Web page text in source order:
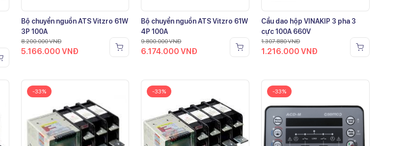
Bộ chuyển nguồn ATS Vitzro 61W
3P 100A
8.200.000VNĐ
5.166.000 VNĐ
Bộ chuyển nguồn ATS Vitzro 61W
4P 100A
9.800.000VNĐ
6.174.000VNĐ
Cầu dao hộp VINAKIP 3 pha 3
cực 100A 660V
1.307.880VNĐ
1.216.000VNĐ
-33% -33% -33%